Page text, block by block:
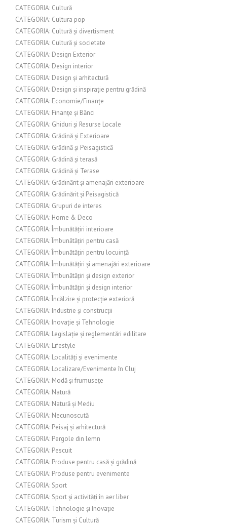
CATEGORIA: Cultură
CATEGORIA: Cultura pop
CATEGORIA: Cultură și divertisment
CATEGORIA: Cultură și societate
CATEGORIA: Design Exterior
CATEGORIA: Design interior
CATEGORIA: Design și arhitectură
CATEGORIA: Design și inspirație pentru grădină
CATEGORIA: Economie/Finanțe
CATEGORIA: Finanțe și Bănci
CATEGORIA: Ghiduri și Resurse Locale
CATEGORIA: Grădină și Exterioare
CATEGORIA: Grădină și Peisagistică
CATEGORIA: Grădină și terasă
CATEGORIA: Grădină și Terase
CATEGORIA: Grădinărit și amenajări exterioare
CATEGORIA: Grădinărit și Peisagistică
CATEGORIA: Grupuri de interes
CATEGORIA: Home & Deco
CATEGORIA: Îmbunătățiri interioare
CATEGORIA: Îmbunătățiri pentru casă
CATEGORIA: Îmbunătățiri pentru locuință
CATEGORIA: Îmbunătățiri și amenajări exterioare
CATEGORIA: Îmbunătățiri și design exterior
CATEGORIA: Îmbunătățiri și design interior
CATEGORIA: Încălzire și protecție exterioră
CATEGORIA: Industrie și construcții
CATEGORIA: Inovație și Tehnologie
CATEGORIA: Legislație și reglementări edilitare
CATEGORIA: Lifestyle
CATEGORIA: Localități și evenimente
CATEGORIA: Localizare/Evenimente în Cluj
CATEGORIA: Modă și frumusețe
CATEGORIA: Natură
CATEGORIA: Natură și Mediu
CATEGORIA: Necunoscută
CATEGORIA: Peisaj și arhitectură
CATEGORIA: Pergole din lemn
CATEGORIA: Pescuit
CATEGORIA: Produse pentru casă și grădină
CATEGORIA: Produse pentru evenimente
CATEGORIA: Sport
CATEGORIA: Sport și activități în aer liber
CATEGORIA: Tehnologie și Inovație
CATEGORIA: Turism și Cultură